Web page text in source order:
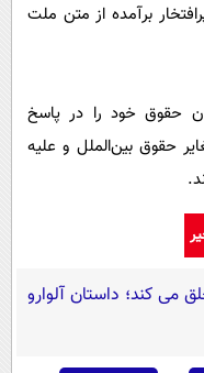
برآمده از متن ملت
حقوق خود را در پاسخ
حقوق بین‌الملل و علیه
هنوز خلق می کند؛ داستان آلوارو